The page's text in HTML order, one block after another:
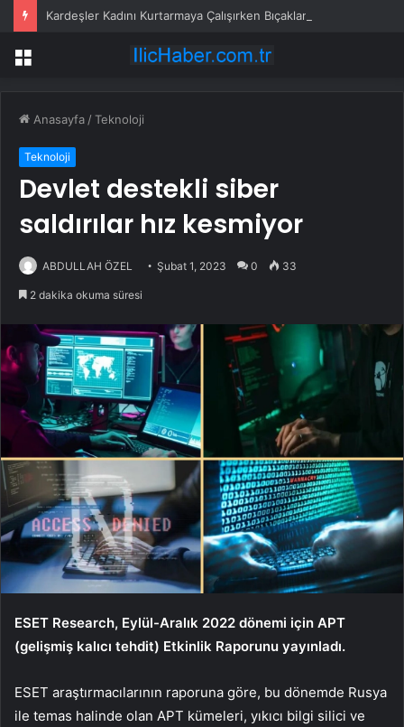
Kardeşler Kadını Kurtarmaya Çalışırken Bıçaklandı
Menü
Anasayfa /Teknoloji
Teknoloji
Devlet destekli siber
saldırılar hız kesmiyor
ABDULLAH ÖZEL Şubat 1, 2023 0 33
2 dakika okuma süresi
ESET Research, Eylül-Aralık 2022 dönemi için APT
(gelişmiş kalıcı tehdit) Etkinlik Raporunu yayınladı.
ESET araştırmacılarının raporuna göre, bu dönemde Rusya
ile temas halinde olan APT kümeleri, yıkıcı bilgi silici ve